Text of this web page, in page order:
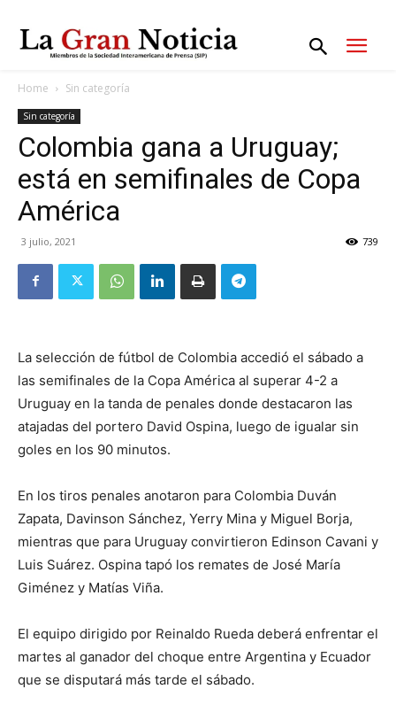
Home Sin categoría
Sin categoría
Colombia gana a Uruguay;
está en semifinales de Copa
América
3 julio, 2021 739
La selección de fútbol de Colombia accedió el sábado a
las semifinales de la Copa América al superar 4-2 a
Uruguay en la tanda de penales donde destacaron las
atajadas del portero David Ospina, luego de igualar sin
goles en los 90 minutos.
En los tiros penales anotaron para Colombia Duván
Zapata, Davinson Sánchez, Yerry Mina y Miguel Borja,
mientras que para Uruguay convirtieron Edinson Cavani y
Luis Suárez. Ospina tapó los remates de José María
Giménez y Matías Viña.
El equipo dirigido por Reinaldo Rueda deberá enfrentar el
martes al ganador del choque entre Argentina y Ecuador
que se disputará más tarde el sábado.